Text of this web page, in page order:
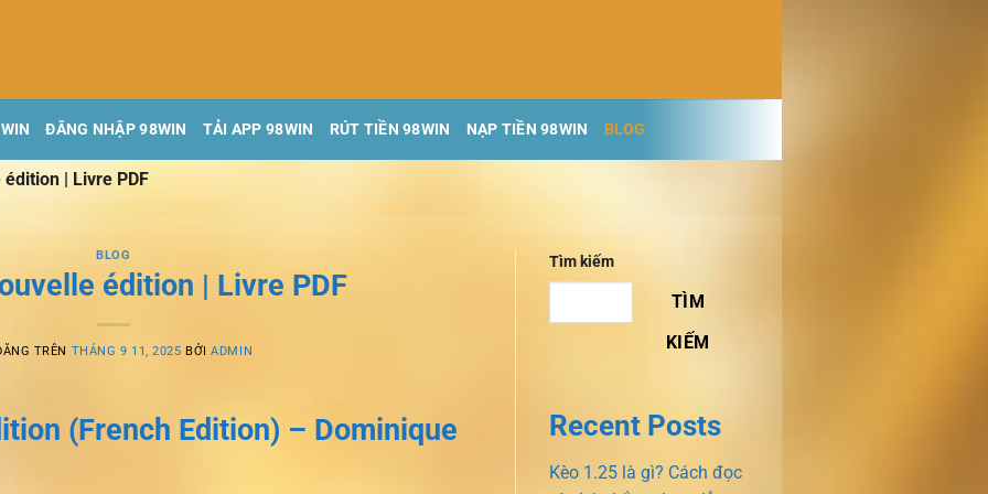
ĐĂNG NHẬP 98WIN TẢI APP 98WIN RÚT TIỀN 98WIN NẠP TIỀN 98WIN BLOG
| Livre PDF
BLOG
édition | Livre PDF
TRÊN THÁNG 9 11, 2025 BỞIADMIN
(French Edition) – Dominique
Tìm kiếm
TÌM
KIẾM
Recent Posts
Kèo 1.25 là gì? Cách đọc